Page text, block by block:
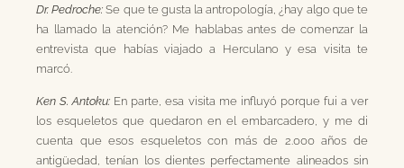
Dr. Pedroche:Se que te gusta la antropología, ¿hay algo que te
ha llamado la atención? Me hablabas antes de comenzar la
entrevista que habías viajado a Herculano y esa visita te
marcó.
Ken S. Antoku: En parte, esa visita me influyó porque fui a ver
los esqueletos que quedaron en el embarcadero, y me di
cuenta que esos esqueletos con más de 2.000 años de
antigüedad, tenían los dientes perfectamente alineados sin